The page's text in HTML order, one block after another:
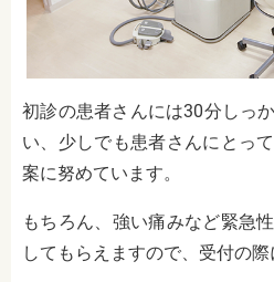
初診の患者さんには30分しっ
い、少しでも患者さんにとっ
案に努めています。
もちろん、強い痛みなど緊急
してもらえますので、受付の際